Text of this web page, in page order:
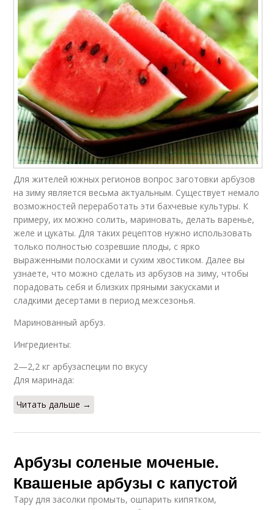
Для жителей южных регионов вопрос заготовки арбузов
на зиму является весьма актуальным. Существует немало
возможностей переработать эти бахчевые культуры. К
примеру, их можно солить, мариновать, делать варенье,
желе и цукаты. Для таких рецептов нужно использовать
только полностью созревшие плоды, с ярко
выраженными полосками и сухим хвостиком. Далее вы
узнаете, что можно сделать из арбузов на зиму, чтобы
порадовать себя и близких пряными закусками и
сладкими десертами в период межсезонья.
Маринованный арбуз.
Ингредиенты:
2—2,2 кг арбузаспеции по вкусу
Для маринада:
Читать дальше →
Арбузы соленые моченые.
Квашеные арбузы с капустой
Тару для засолки промыть, ошпарить кипятком,